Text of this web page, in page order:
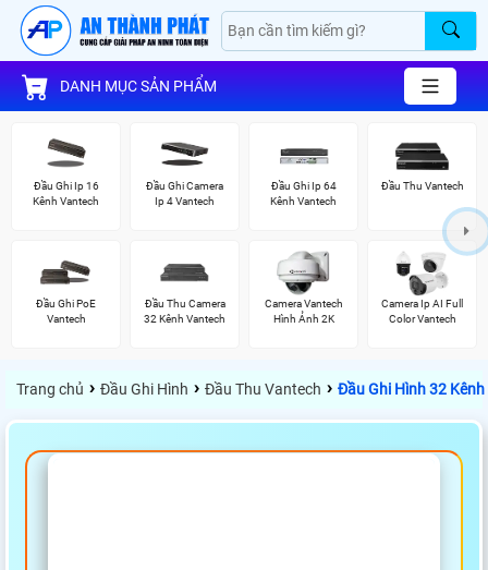
DANH MỤC SẢN PHẨM
Đầu Ghi Ip 16
Kênh Vantech
Đầu Ghi Camera
Ip 4 Vantech
Đầu Ghi Ip 64
Kênh Vantech
Đầu Thu Vantech
Đầu Ghi PoE
Vantech
Đầu Thu Camera
32 Kênh Vantech
Camera Vantech
Hình Ảnh 2K
Camera Ip AI Full
Color Vantech
Trang chủ › Đầu Ghi Hình › Đầu Thu Vantech › Đầu Ghi Hình 32